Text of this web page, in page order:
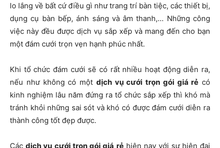
lo lắng về bất cứ điều gì như trang trí bàn tiệc, các thiết bị,
dụng cụ bàn bếp, ánh sáng và âm thanh,… Những công
việc này đều được dịch vụ sắp xếp và mang đến cho bạn
một đám cưới trọn vẹn hạnh phúc nhất.
Khi tổ chức đám cưới sẽ có rất nhiều hoạt động diễn ra,
nếu như không có một dịch vụ cưới trọn gói giá rẻ có
kinh nghiệm lâu năm đứng ra tổ chức sắp xếp thì khó mà
tránh khỏi những sai sót và khó có được đám cưới diễn ra
thành công tốt đẹp được.
Cácdịch vụ cưới trọn gói giá rẻhiện nay với sự hiện đại